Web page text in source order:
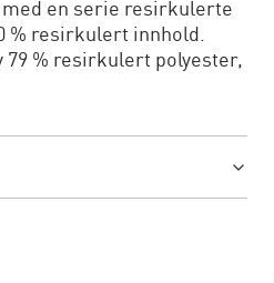
en serie resirkulerte
% resirkulert innhold.
79 % resirkulert polyester,